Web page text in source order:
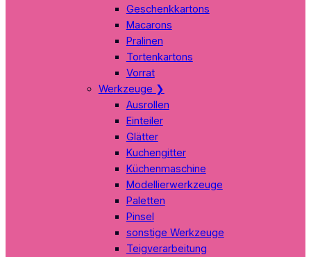
Geschenkkartons
Macarons
Pralinen
Tortenkartons
Vorrat
Werkzeuge ❯
Ausrollen
Einteiler
Glätter
Kuchengitter
Küchenmaschine
Modellierwerkzeuge
Paletten
Pinsel
sonstige Werkzeuge
Teigverarbeitung